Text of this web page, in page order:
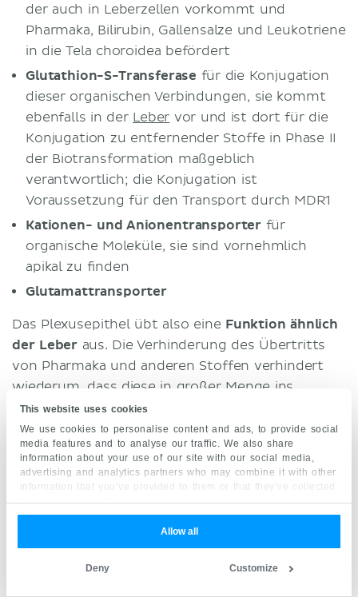
This website uses cookies
We use cookies to personalise content and ads, to provide social
media features and to analyse our traffic. We also share
information about your use of our site with our social media,
advertising and analytics partners who may combine it with other
information that you’ve provided to them or that they’ve collected
from your use of their services.
Allow all
Customize
Deny
der auch in Leberzellen vorkommt und
Pharmaka, Bilirubin, Gallensalze und Leukotriene
in die Tela choroidea befördert
Glutathion-S-Transferase für die Konjugation
dieser organischen Verbindungen, sie kommt
ebenfalls in der Leber vor und ist dort für die
Konjugation zu entfernender Stoffe in Phase II
der Biotransformation maßgeblich
verantwortlich; die Konjugation ist
Voraussetzung für den Transport durch MDR1
Kationen- und Anionentransporter für
organische Moleküle, sie sind vornehmlich
apikal zu finden
Glutamattransporter
Das Plexusepithel übt also eine Funktion ähnlich
der Leber aus. Die Verhinderung des Übertritts
von Pharmaka und anderen Stoffen verhindert
wiederum, dass diese in großer Menge ins
Hirnparenchym gelangen, welches von außen
(Subarachnoidalraum) vom Liquor umspült wird.
Weitere Lerneinheiten passend zu diesem Artikel
findest du hier: